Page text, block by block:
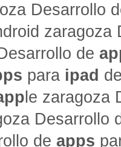
Desarrollo
de
s para ipad
le zaragoza
Desarrollo
de apps